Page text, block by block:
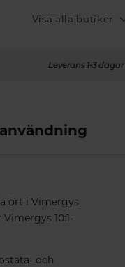
Visa alla butiker
Leverans 1-3 dagar
ört i Vimergys
10:1-
och